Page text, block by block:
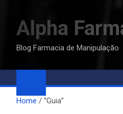
contentAlpha
Blog Farmacia de Manipulação
Home “Guia”